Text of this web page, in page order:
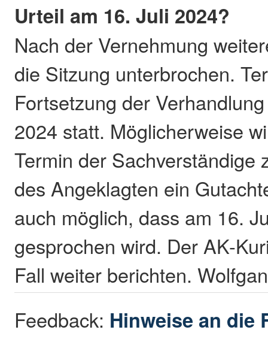
Urteil am 16. Juli 2024?
Nach der Vernehmung
die Sitzung unterbrochen.
Fortsetzung der
2024 statt. Möglicherweise
Termin der Sachverständige
des Angeklagten ein
auch möglich, dass am 16.
gesprochen wird. Der AK-
Fall weiter berichten.
Feedback: Hinweise an die